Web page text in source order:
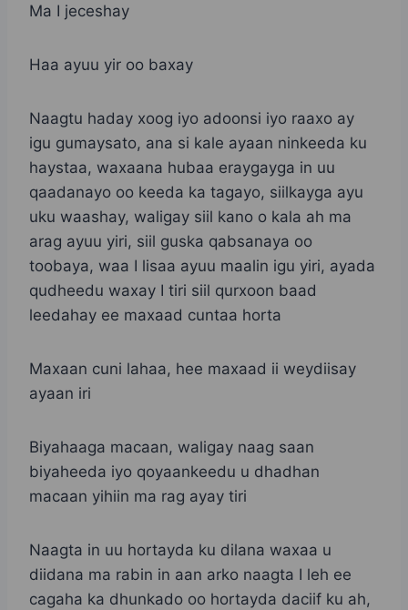
Ma I jeceshay
Haa ayuu yir oo baxay
Naagtu haday xoog iyo adoonsi iyo raaxo ay
igu gumaysato, ana si kale ayaan ninkeeda ku
haystaa, waxaana hubaa eraygayga in uu
qaadanayo oo keeda ka tagayo, siilkayga ayu
uku waashay, waligay siil kano o kala ah ma
arag ayuu yiri, siil guska qabsanaya oo
toobaya, waa I lisaa ayuu maalin igu yiri, ayada
qudheedu waxay I tiri siil qurxoon baad
leedahay ee maxaad cuntaa horta
Maxaan cuni lahaa, hee maxaad ii weydiisay
ayaan iri
Biyahaaga macaan, waligay naag saan
biyaheeda iyo qoyaankeedu u dhadhan
macaan yihiin ma rag ayay tiri
Naagta in uu hortayda ku dilana waxaa u
diidana ma rabin in aan arko naagta I leh ee
cagaha ka dhunkado oo hortayda daciif ku ah,